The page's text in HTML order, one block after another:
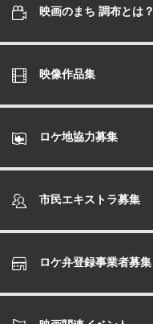
映画のまち 調布とは？
映像作品集
ロケ地協力募集
市民エキストラ募集
ロケ弁登録事業者募集